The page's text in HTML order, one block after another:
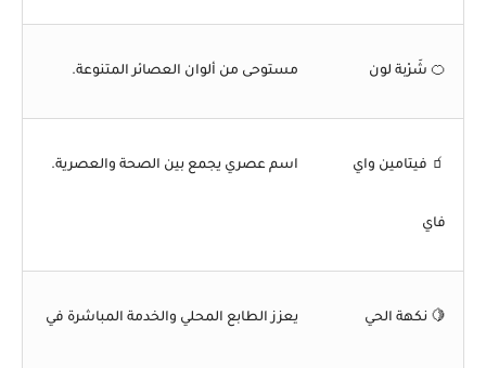
🍊 شَرْبة لون مستوحى من ألوان العصائر المتنوعة.
🧃 فيتامين واي
فاي
اسم عصري يجمع بين الصحة والعصرية.
🍋 نكهة الحي يعزز الطابع المحلي والخدمة المباشرة في